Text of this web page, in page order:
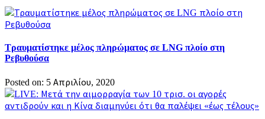
Τραυματίστηκε μέλος πληρώματος σε LNG πλοίο στη
Ρεβυθούσα
Posted on: 5 Απριλίου, 2020